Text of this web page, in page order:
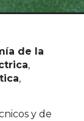
de la
,
,
y de